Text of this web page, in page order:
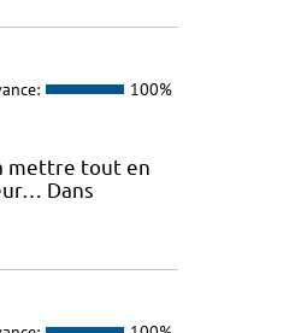
100%
mettre tout en
Dans